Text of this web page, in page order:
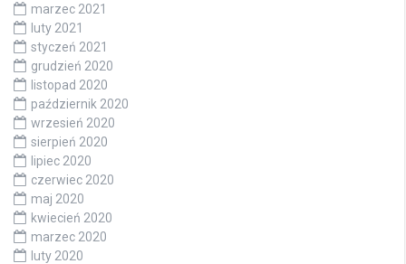
marzec 2021
luty 2021
styczeń 2021
grudzień 2020
listopad 2020
październik 2020
wrzesień 2020
sierpień 2020
lipiec 2020
czerwiec 2020
maj 2020
kwiecień 2020
marzec 2020
luty 2020